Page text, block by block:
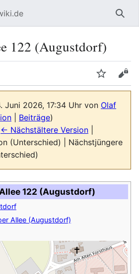
122 (Augustdorf)
Juni 2026, 17:34 Uhr von Olaf
Beiträge)
← Nächstältere Version
(Unterschied) | Nächstjüngere
122 (Augustdorf)
Allee (Augustdorf)